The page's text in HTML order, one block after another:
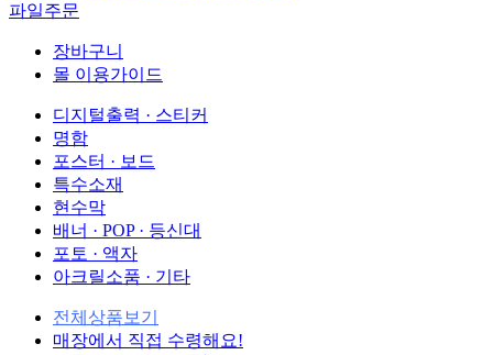
파일주문
장바구니
몰 이용가이드
디지털출력 · 스티커
명함
포스터 · 보드
특수소재
현수막
배너 · POP · 등신대
포토 · 액자
아크릴소품 · 기타
전체상품보기
매장에서 직접 수령해요!